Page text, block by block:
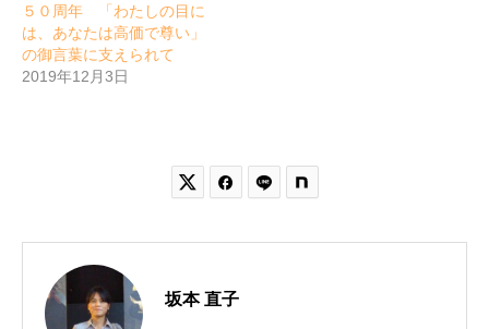
５０周年 「わたしの目に
は、あなたは高価で尊い」
の御言葉に支えられて
2019年12月3日
 
坂本 直子